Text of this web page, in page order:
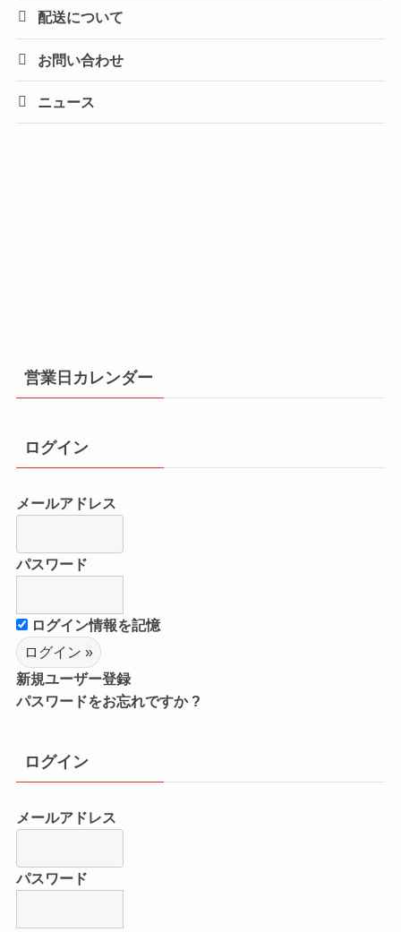
配送について
お問い合わせ
ニュース
営業日カレンダー
ログイン
メールアドレス
パスワード
ログイン情報を記憶
新規ユーザー登録
パスワードをお忘れですか ?
ログイン
メールアドレス
パスワード